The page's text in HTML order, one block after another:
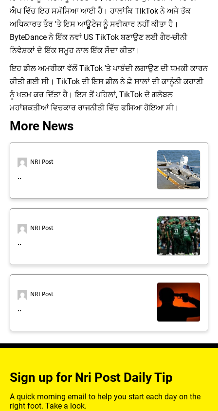
ਐਪ ਵਿੱਚ ਇਹ ਸਮੱਸਿਆ ਆਈ ਹੈ। ਹਾਲਾਂਕਿ TikTok ਨੇ ਅਜੇ ਤੱਕ
ਅਧਿਕਾਰਤ ਤੌਰ 'ਤੇ ਇਸ ਆਊਟੇਜ ਨੂੰ ਸਵੀਕਾਰ ਨਹੀਂ ਕੀਤਾ ਹੈ।
ByteDance ਨੇ ਇੱਕ ਨਵਾਂ US TikTok ਬਣਾਉਣ ਲਈ ਗੈਰ-ਚੀਨੀ
ਨਿਵੇਸ਼ਕਾਂ ਦੇ ਇੱਕ ਸਮੂਹ ਨਾਲ ਇੱਕ ਸੌਦਾ ਕੀਤਾ।
ਇਹ ਡੀਲ ਅਮਰੀਕਾ ਵੱਲੋਂ TikTok 'ਤੇ ਪਾਬੰਦੀ ਲਗਾਉਣ ਦੀ ਧਮਕੀ ਕਾਰਨ
ਕੀਤੀ ਗਈ ਸੀ। TikTok ਦੀ ਇਸ ਡੀਲ ਨੇ ਛੇ ਸਾਲਾਂ ਦੀ ਕਾਨੂੰਨੀ ਕਹਾਣੀ
ਨੂੰ ਖਤਮ ਕਰ ਦਿੱਤਾ ਹੈ। ਇਸ ਤੋਂ ਪਹਿਲਾਂ, TikTok ਦੋ ਗਲੋਬਲ
ਮਹਾਂਸ਼ਕਤੀਆਂ ਵਿਚਕਾਰ ਰਾਜਨੀਤੀ ਵਿੱਚ ਫਸਿਆ ਹੋਇਆ ਸੀ।
More News
NRI Post
..
NRI Post
..
NRI Post
..
Sign up for Nri Post Daily Tip
A quick morning email to help you start each day on the
right foot. Take a look.